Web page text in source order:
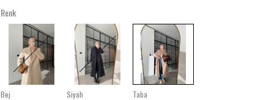
Renk
Bej Siyah Taba